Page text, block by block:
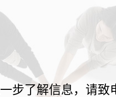
步了解信息，请致